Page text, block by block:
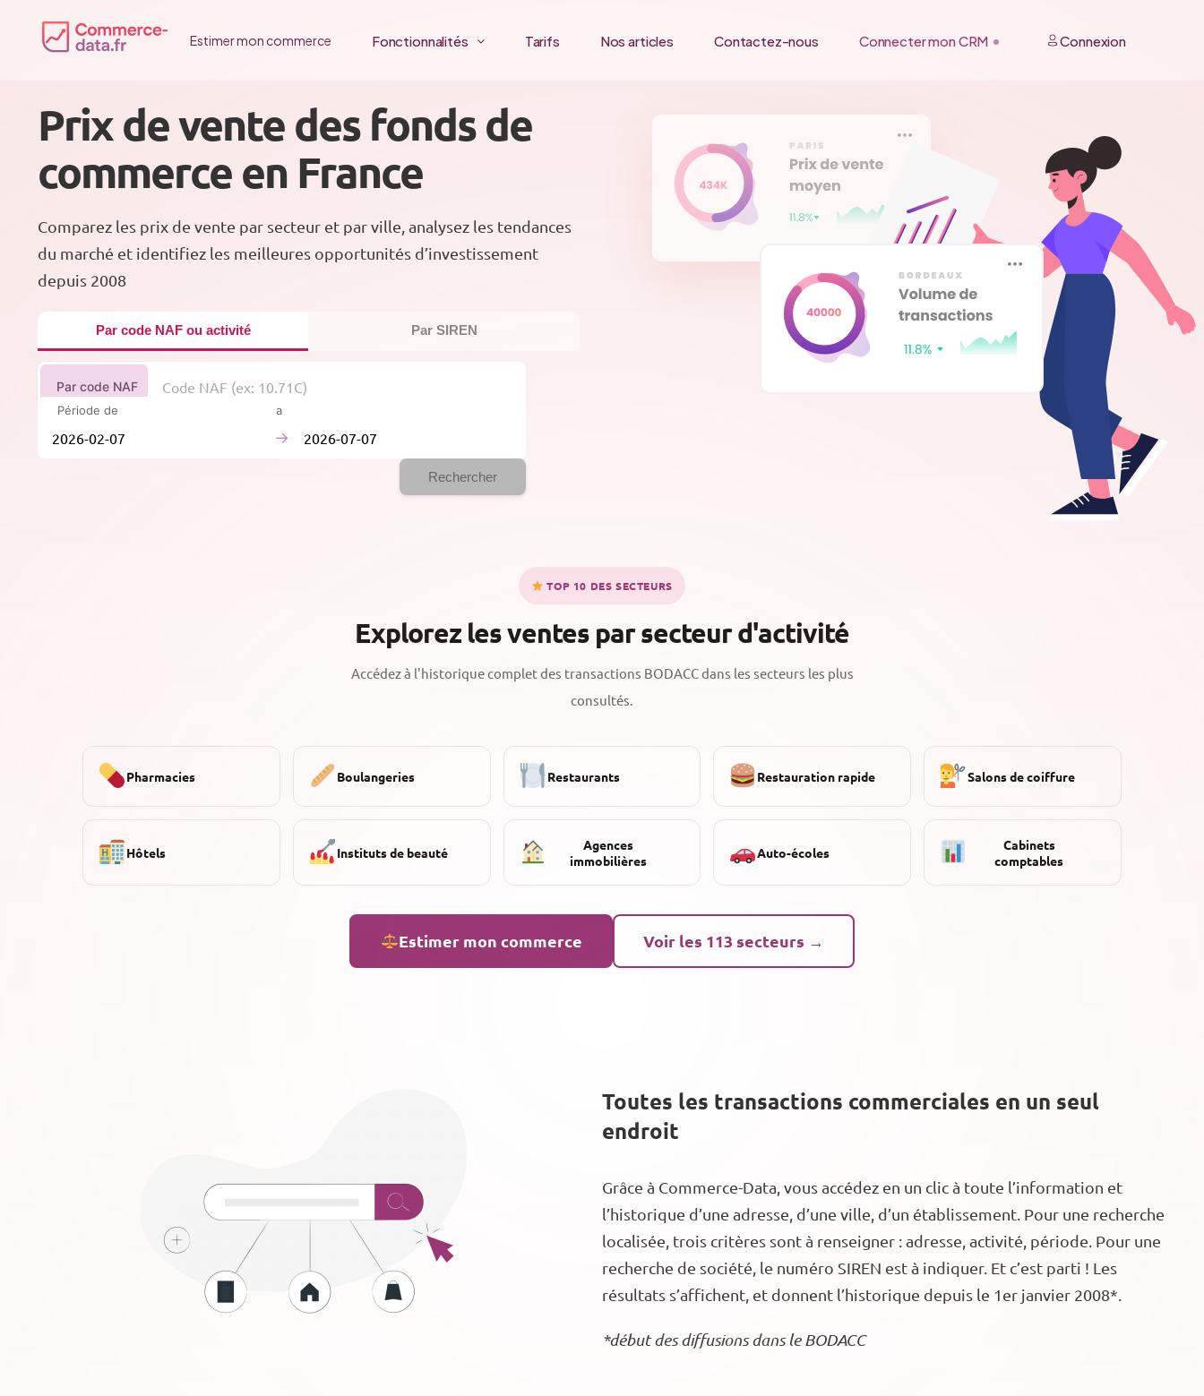
Estimer mon commerce Fonctionnalités Tarifs Nos articles Contactez-nous Connecter mon CRM Connexion
Prix de vente des fonds de
commerce en France
Comparez les prix de vente par secteur et par ville, analysez les tendances
du marché et identifiez les meilleures opportunités d’investissement
depuis 2008
Par code NAF ou activité Par SIREN
Par code NAF
Période de à
→
Rechercher
TOP 10 DES SECTEURS
Explorez les ventes par secteur d'activité
Accédez à l'historique complet des transactions BODACC dans les secteurs les plus
consultés.
Pharmacies Boulangeries Restaurants Restauration rapide Salons de coiffure
Hôtels Instituts de beauté
Agences
immobilières
Auto-écoles
Cabinets
comptables
Estimer mon commerce Voir les 113 secteurs →
Toutes les transactions commerciales en un seul
endroit
Grâce à Commerce-Data, vous accédez en un clic à toute l’information et
l’historique d’une adresse, d’une ville, d’un établissement. Pour une recherche
localisée, trois critères sont à renseigner : adresse, activité, période. Pour une
recherche de société, le numéro SIREN est à indiquer. Et c’est parti ! Les
résultats s’affichent, et donnent l’historique depuis le 1er janvier 2008*.
*début des diffusions dans le BODACC